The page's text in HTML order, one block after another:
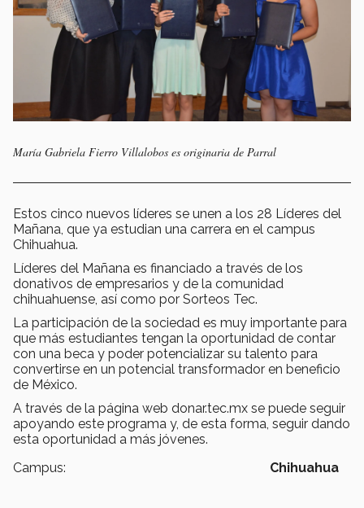
María Gabriela Fierro Villalobos es originaria de Parral
Estos cinco nuevos líderes se unen a los 28 Líderes del
Mañana, que ya estudian una carrera en el campus
Chihuahua.
Líderes del Mañana es financiado a través de los
donativos de empresarios y de la comunidad
chihuahuense, así como por Sorteos Tec.
La participación de la sociedad es muy importante para
que más estudiantes tengan la oportunidad de contar
con una beca y poder potencializar su talento para
convertirse en un potencial transformador en beneficio
de México.
A través de la página web donar.tec.mx se puede seguir
apoyando este programa y, de esta forma, seguir dando
esta oportunidad a más jóvenes.
Campus:
Chihuahua